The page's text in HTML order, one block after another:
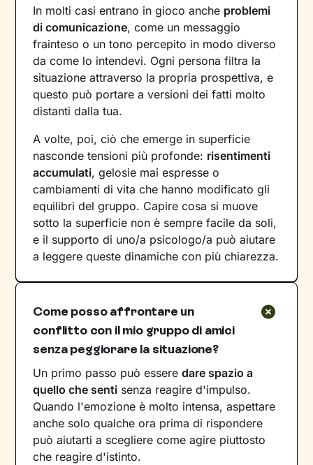
In molti casi entrano in gioco anche problemi
di comunicazione, come un messaggio
frainteso o un tono percepito in modo diverso
da come lo intendevi. Ogni persona filtra la
situazione attraverso la propria prospettiva, e
questo può portare a versioni dei fatti molto
distanti dalla tua.
A volte, poi, ciò che emerge in superficie
nasconde tensioni più profonde: risentimenti
accumulati, gelosie mai espresse o
cambiamenti di vita che hanno modificato gli
equilibri del gruppo. Capire cosa si muove
sotto la superficie non è sempre facile da soli,
e il supporto di uno/a psicologo/a può aiutare
a leggere queste dinamiche con più chiarezza.
Come posso affrontare un
conflitto con il mio gruppo di amici
senza peggiorare la situazione?
Un primo passo può esseredare spazio a
quello che senti senza reagire d'impulso.
Quando l'emozione è molto intensa, aspettare
anche solo qualche ora prima di rispondere
può aiutarti a scegliere come agire piuttosto
che reagire d'istinto.